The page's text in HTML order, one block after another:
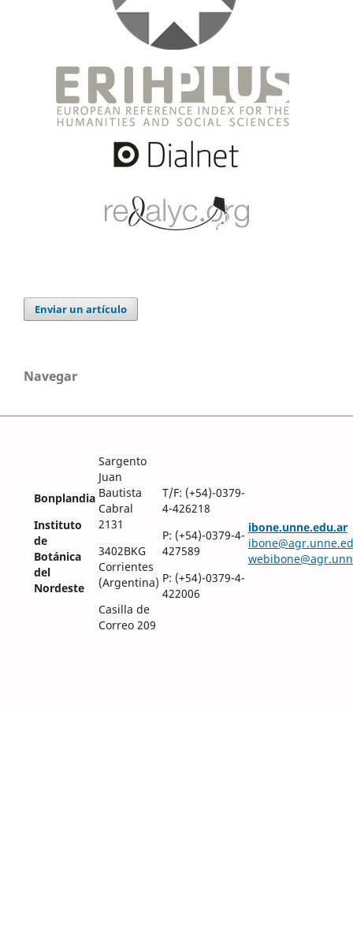
Enviar un artículo
Navegar
Bonplandia
Instituto
de
Botánica
del
Nordeste
Sargento
Juan
Bautista
Cabral
2131
3402BKG
Corrientes
(Argentina)
Casilla de
Correo 209
T/F: (+54)-0379-
4-426218
P: (+54)-0379-4-
427589
P: (+54)-0379-4-
422006
ibone.unne.edu.ar